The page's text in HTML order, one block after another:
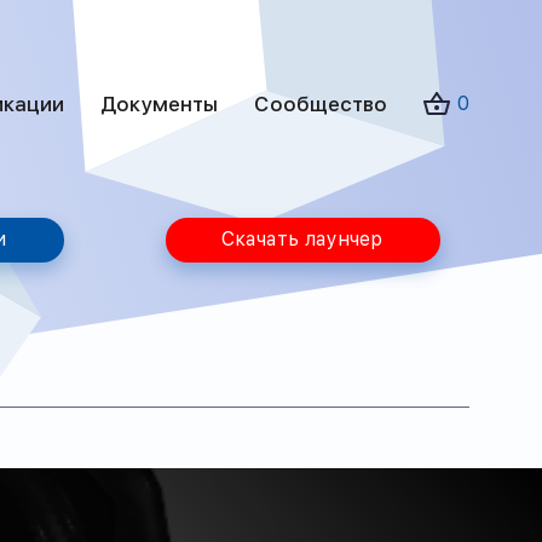
Документы Сообщество 0
Скачать лаунчер